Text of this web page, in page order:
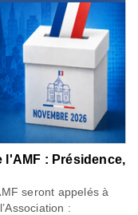
l'AMF : Présidence,
seront appelés à
: